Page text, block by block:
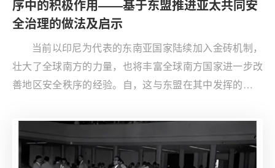
序中的积极作用——基于东盟推进亚太共同安
全治理的做法及启示
当前以印尼为代表的东南亚国家陆续加入金砖机制，
壮大了全球南方的力量，也将丰富全球南方国家进一步改
善地区安全秩序的经验。自，这与东盟在其中发挥的建设
安全治理，改善地区安全秩序的经验和启示值得重视。